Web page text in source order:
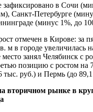
в Сочи
Санкт-Петербурге
(минус 1%, до
отмечен в Кирове: за
м в городе увеличилась
занял Челябинск с
позицию с ростом на
тыс. руб.) и Пермь (до
вторичном рынке в